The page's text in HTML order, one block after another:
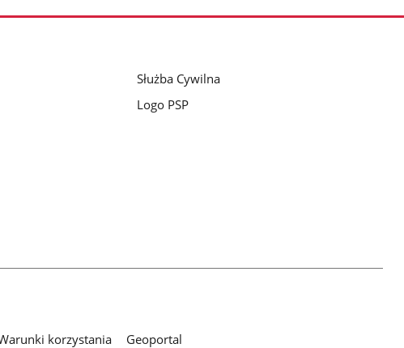
Służba Cywilna
Logo PSP
korzystania
Geoportal